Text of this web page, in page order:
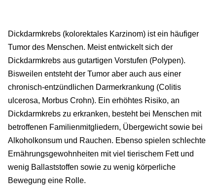
Dickdarmkrebs (kolorektales Karzinom) ist ein häufiger
Tumor des Menschen. Meist entwickelt sich der
Dickdarmkrebs aus gutartigen Vorstufen (Polypen).
Bisweilen entsteht der Tumor aber auch aus einer
chronisch-entzündlichen Darmerkrankung (Colitis
ulcerosa, Morbus Crohn). Ein erhöhtes Risiko, an
Dickdarmkrebs zu erkranken, besteht bei Menschen mit
betroffenen Familienmitgliedern, Übergewicht sowie bei
Alkoholkonsum und Rauchen. Ebenso spielen schlechte
Ernährungsgewohnheiten mit viel tierischem Fett und
wenig Ballaststoffen sowie zu wenig körperliche
Bewegung eine Rolle.